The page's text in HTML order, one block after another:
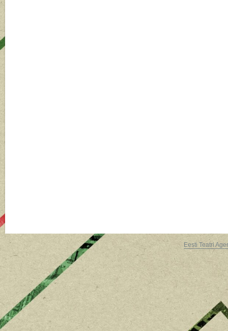
Eesti Teatri